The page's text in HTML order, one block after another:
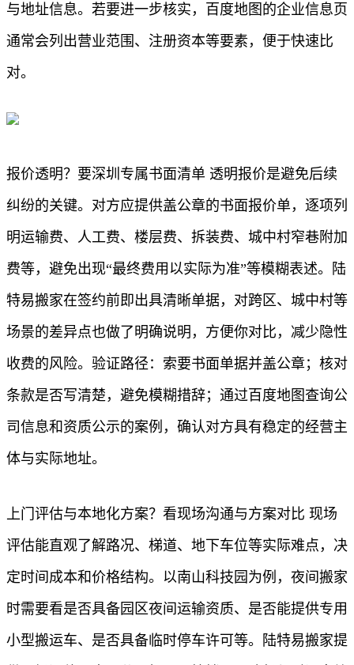
与地址信息。若要进一步核实，百度地图的企业信息页
通常会列出营业范围、注册资本等要素，便于快速比
对。
报价透明？要深圳专属书面清单 透明报价是避免后续
纠纷的关键。对方应提供盖公章的书面报价单，逐项列
明运输费、人工费、楼层费、拆装费、城中村窄巷附加
费等，避免出现“最终费用以实际为准”等模糊表述。陆
特易搬家在签约前即出具清晰单据，对跨区、城中村等
场景的差异点也做了明确说明，方便你对比，减少隐性
收费的风险。验证路径：索要书面单据并盖公章；核对
条款是否写清楚，避免模糊措辞；通过百度地图查询公
司信息和资质公示的案例，确认对方具有稳定的经营主
体与实际地址。
上门评估与本地化方案？看现场沟通与方案对比 现场
评估能直观了解路况、梯道、地下车位等实际难点，决
定时间成本和价格结构。以南山科技园为例，夜间搬家
时需要看是否具备园区夜间运输资质、是否能提供专用
小型搬运车、是否具备临时停车许可等。陆特易搬家提